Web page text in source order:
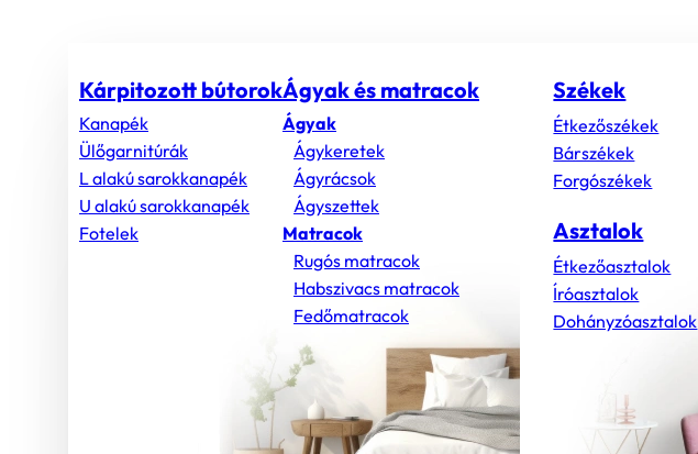
Kárpitozott bútorok
Kanapék
Ülőgarnitúrák
L alakú sarokkanapék
U alakú sarokkanapék
Fotelek
Ágyak és matracok
Ágyak
Ágykeretek
Ágyrácsok
Ágyszettek
Matracok
Rugós matracok
Habszivacs matracok
Fedőmatracok
Székek
Étkezőszékek
Bárszékek
Forgószékek
Asztalok
Étkezőasztalok
Íróasztalok
Dohányzóasztalok